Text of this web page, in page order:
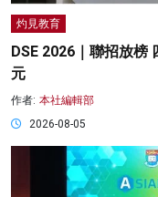
灼見教育
DSE 2026｜聯招放榜
元
作者: 本社編輯部
2026-08-05